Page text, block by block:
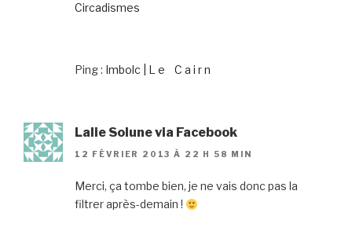
Circadismes
Ping : Imbolc | L e C a i r n
Lalie Solune via Facebook
12 FÉVRIER 2013 À 22 H 58 MIN
Merci, ça tombe bien, je ne vais donc pas la
filtrer après-demain !